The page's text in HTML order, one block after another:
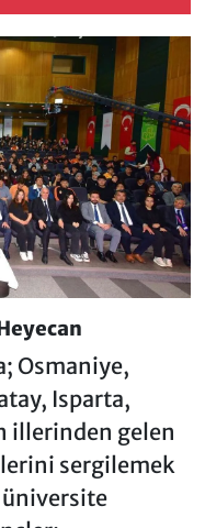
Osmaniye,
Isparta,
illerinden gelen
sergilemek
üniversite